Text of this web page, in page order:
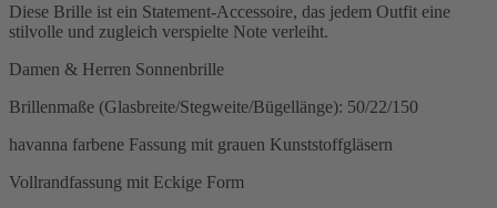
Diese Brille ist ein Statement-Accessoire, das jedem Outfit eine
stilvolle und zugleich verspielte Note verleiht.
Damen & Herren Sonnenbrille
Brillenmaße (Glasbreite/Stegweite/Bügellänge): 50/22/150
havanna farbene Fassung mit grauen Kunststoffgläsern
Vollrandfassung mit Eckige Form